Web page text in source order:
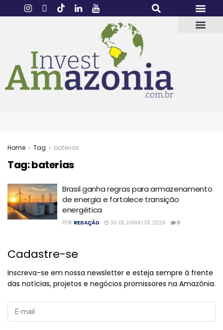
Home Tag baterias
Tag:baterias
Brasil ganha regras para armazenamento
de energia e fortalece transição
energética
POR REDAÇÃO 30 DE JUNHO DE 2026 0
Cadastre-se
Inscreva-se em nossa newsletter e esteja sempre à frente
das notícias, projetos e negócios promissores na Amazônia.